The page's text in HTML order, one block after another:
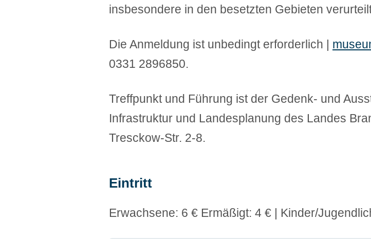
insbesondere in den besetzten Gebieten
Die Anmeldung ist unbedingt erforderlich |
0331 2896850.
Treffpunkt und Führung ist der Gedenk- und
Infrastruktur und Landesplanung des Landes
Tresckow-Str. 2-8.
Eintritt
Erwachsene: 6 € Ermäßigt: 4 € | Kinder/